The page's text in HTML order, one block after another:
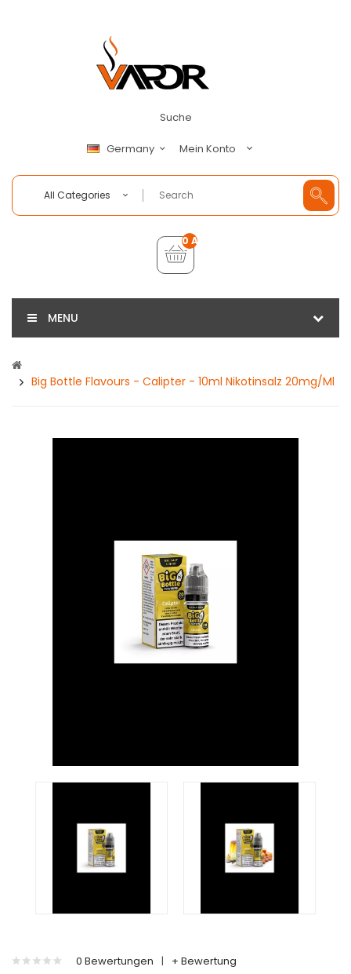
Suche
Germany Mein Konto
All Categories
0 Artikel - €0,00
MENU
Big Bottle Flavours - Calipter - 10ml Nikotinsalz 20mg/ml
0 Bewertungen | + Bewertung